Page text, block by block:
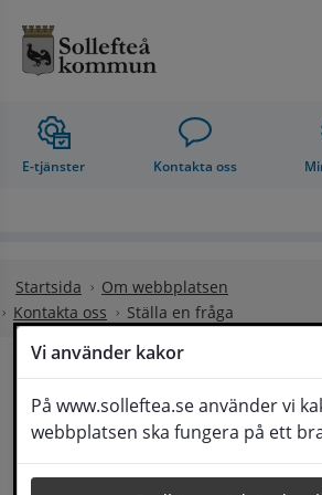
Vi använder kakor
På www.solleftea.se använder vi
webbplatsen ska fungera på ett
E-tjänster Kontakta oss
Startsida
Om webbplatsen
Kontakta oss
Ställa en fråga
Ställa en fråga
Om din fråga är omfattande